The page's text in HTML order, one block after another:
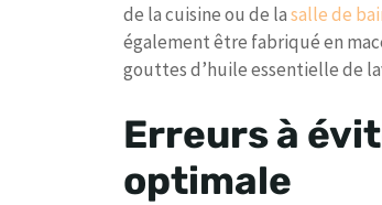
de la cuisine ou de lasalle de
également être fabriqué en
gouttes d’huile essentielle de
Erreurs à
optimale